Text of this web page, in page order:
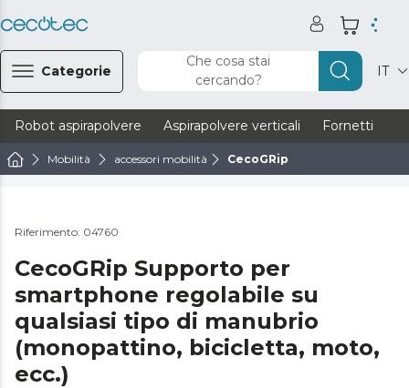
Categorie
Che cosa stai
cercando?
IT
Robot aspirapolvere Aspirapolvere verticali Fornetti
Mobilità accessori mobilità CecoGRip
Riferimento: 04760
CecoGRip Supporto per
smartphone regolabile su
qualsiasi tipo di manubrio
(monopattino, bicicletta, moto,
ecc.)